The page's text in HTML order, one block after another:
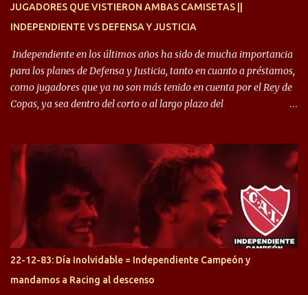
JUGADORES QUE VISTIERON AMBAS CAMISETAS ||
INDEPENDIENTE VS DEFENSA Y JUSTICIA
Independiente en los últimos años ha sido de mucha importancia
para los planes de Defensa y Justicia, tanto en cuanto a préstamos,
como jugadores que ya no son más tenido en cuenta por el Rey de
Copas, ya sea dentro del corto o al largo plazo del
Halcón de Varela, como lo es Brian Romero, quien paso a
préstamo allí durante el último mercado de pases y ha rendido de
gran manera, convirtiendo goles importantes, sobre todo en la
copa sudamericana. Pero no sucedió lo mismo en cuanto al
rendimiento que ha producido en el Rojo. Pasando a jugadores que
jugaron en Defensa y ahora están en el rojo, tenemos a la dupla
Gastón Togni y Domingo Blanco, donde ambos explotaron
futbolísticamente hablando en el equipo de Varela, donde, por
ejemplo, el caso de Mingo llego a ser tenido en cuenta para el
22-12-83: Día Inolvidable = Independiente Campeón y
mandamos a Racing al descenso